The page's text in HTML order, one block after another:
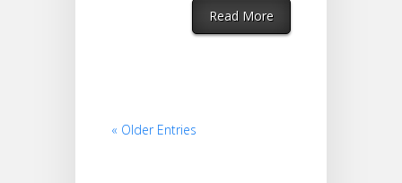
Read More
« Older Entries